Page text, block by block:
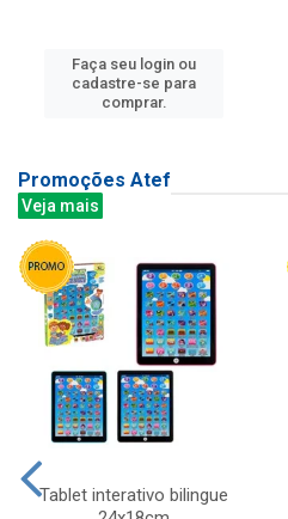
Faça seu login ou
cadastre-se para
comprar.
Promoções Atef
Veja mais
Tablet interativo bilingue